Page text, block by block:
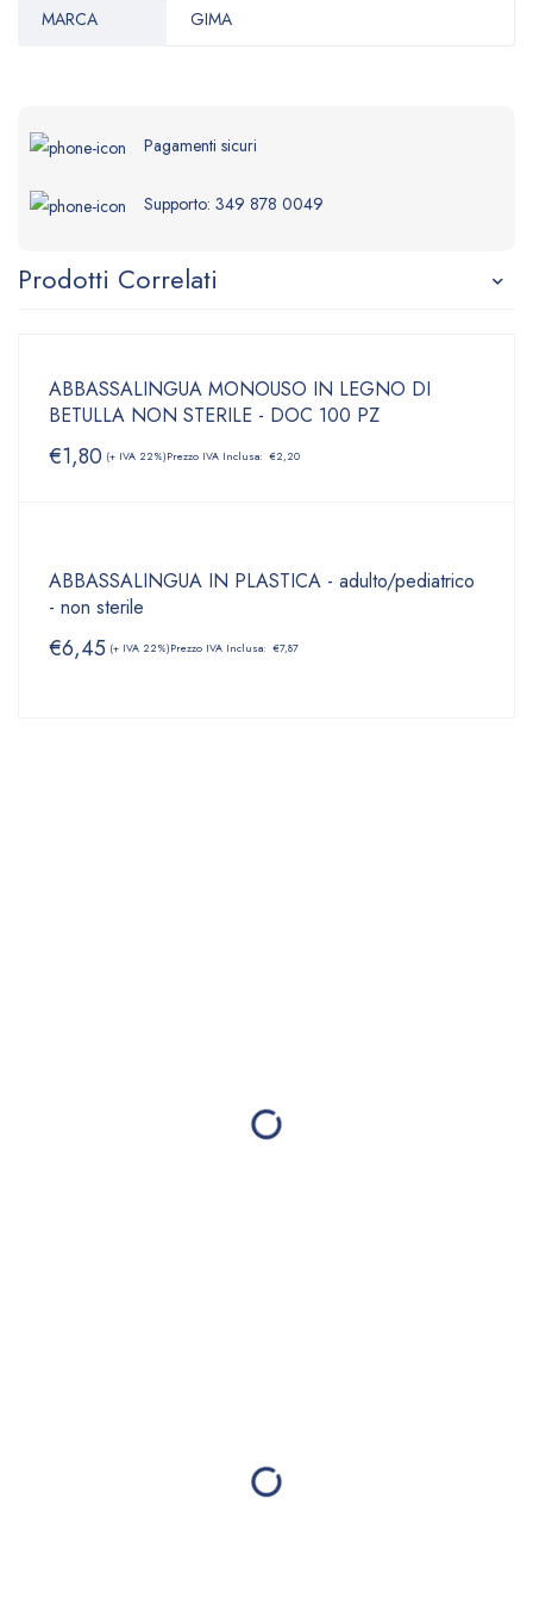
MARCA GIMA
Pagamenti sicuri
Supporto: 349 878 0049
Prodotti Correlati
ABBASSALINGUA MONOUSO IN LEGNO DI
BETULLA NON STERILE - DOC 100 PZ
€1,80 (+ IVA 22%)Prezzo IVA Inclusa: €2,20
ABBASSALINGUA IN PLASTICA - adulto/pediatrico
- non sterile
€6,45 (+ IVA 22%)Prezzo IVA Inclusa: €7,87